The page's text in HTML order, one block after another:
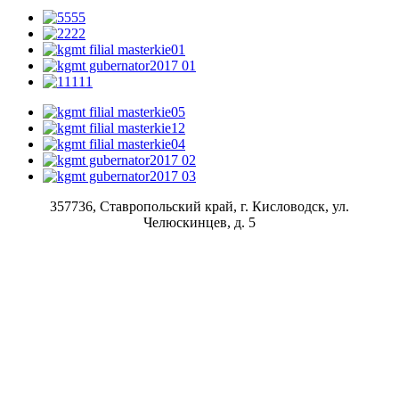
357736, Ставропольский край, г. Кисловодск, ул.
Челюскинцев, д. 5